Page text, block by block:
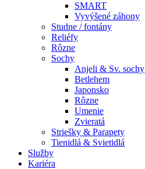
SMART
Vyvýšené záhony
Studne / fontány
Reliéfy
Rôzne
Sochy
Anjeli & Sv. sochy
Betlehem
Japonsko
Rôzne
Umenie
Zvieratá
Striešky & Parapety
Tienidlá & Svietidlá
Služby
Kariéra